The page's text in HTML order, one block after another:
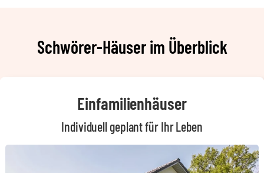
Schwörer-Häuser im Überblick
Einfamilienhäuser
Individuell geplant für Ihr Leben